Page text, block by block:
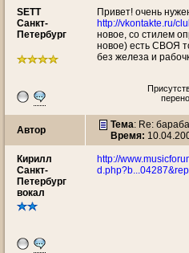
SETT
Санкт-
Петербург
Привет! очень
http://vkontakte.ru/
новое, со стилем
новое) есть СВОЯ
без железа и
Автор Тема: Re:
Время:
Кирилл
Санкт-
Петербург
вокал
http://